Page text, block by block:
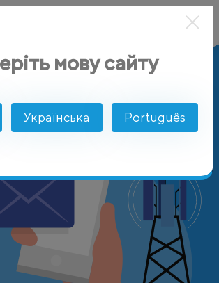
PANNON GSM
мову сайту
Українська Português